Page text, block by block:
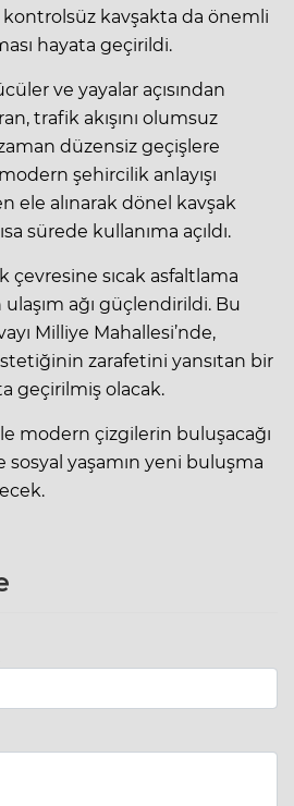
kavşakta da önemli
hayata geçirildi.
ve yayalar açısından
trafik akışını olumsuz
düzensiz geçişlere
şehircilik anlayışı
ele alınarak dönel kavşak
sürede kullanıma açıldı.
çevresine sıcak asfaltlama
ağı güçlendirildi. Bu
Milliye Mahallesi’nde,
zarafetini yansıtan bir
geçirilmiş olacak.
modern çizgilerin buluşacağı
sosyal yaşamın yeni buluşma